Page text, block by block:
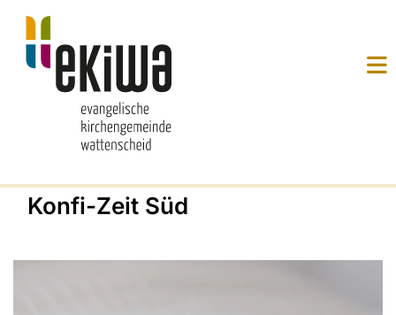
Konfi-Zeit Süd